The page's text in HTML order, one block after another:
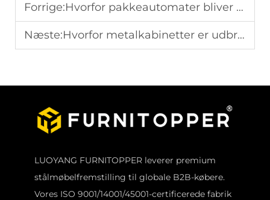
Forrige:Hvorfor pakkeautomater bliver stadig mere populære i boligområder
Næste:Hvorfor metalkabinetter er udbredt brugt i industrielle og kommercielle omgivelser
LUOYANG FURNITOPPER leverer premium
stålmøbelfremstilling til globale B2B-købere.
Vores ISO 9001/14001/45001-certificerede fabrik